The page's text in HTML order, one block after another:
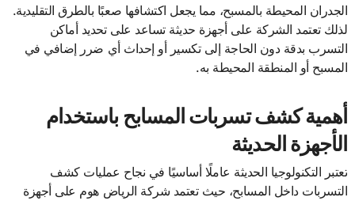
الجدران المحيطة بالمسبح، مما يجعل اكتشافها صعبًا بالطرق التقليدية.
لذلك تعتمد الشركة على أجهزة حديثة تساعد على تحديد أماكن
التسرب بدقة دون الحاجة إلى تكسير أو إحداث أي ضرر إضافي في
المسبح أو المنطقة المحيطة به.
أهمية كشف تسربات المسابح باستخدام
الأجهزة الحديثة
تعتبر التكنولوجيا الحديثة عاملًا أساسيًا في نجاح عمليات كشف
التسربات داخل المسابح، حيث تعتمد شركة الرياض هوم على أجهزة